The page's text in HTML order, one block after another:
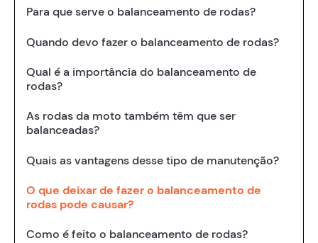
Para que serve o balanceamento de rodas?
Quando devo fazer o balanceamento de rodas?
Qual é a importância do balanceamento de
rodas?
As rodas da moto também têm que ser
balanceadas?
Quais as vantagens desse tipo de manutenção?
O que deixar de fazer o balanceamento de
rodas pode causar?
Como é feito o balanceamento de rodas?